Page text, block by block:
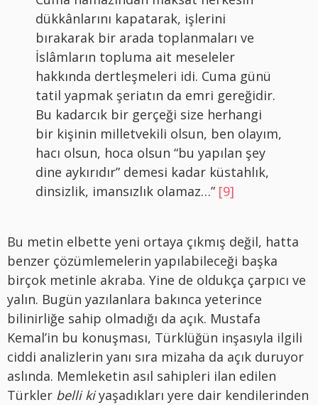
dükkânlarını kapatarak, işlerini
bırakarak bir arada toplanmaları ve
İslâmların topluma ait meseleler
hakkında dertleşmeleri idi. Cuma günü
tatil yapmak şeriatın da emri gereğidir.
Bu kadarcık bir gerçeği size herhangi
bir kişinin milletvekili olsun, ben olayım,
hacı olsun, hoca olsun “bu yapılan şey
dine aykırıdır” demesi kadar küstahlık,
dinsizlik, imansızlık olamaz…” [9]
Bu metin elbette yeni ortaya çıkmış değil, hatta
benzer çözümlemelerin yapılabileceği başka
birçok metinle akraba. Yine de oldukça çarpıcı ve
yalın. Bugün yazılanlara bakınca yeterince
bilinirliğe sahip olmadığı da açık. Mustafa
Kemal’in bu konuşması, Türklüğün inşasıyla ilgili
ciddi analizlerin yanı sıra mizaha da açık duruyor
aslında. Memleketin asıl sahipleri ilan edilen
Türkler belli kiyaşadıkları yere dair kendilerinden